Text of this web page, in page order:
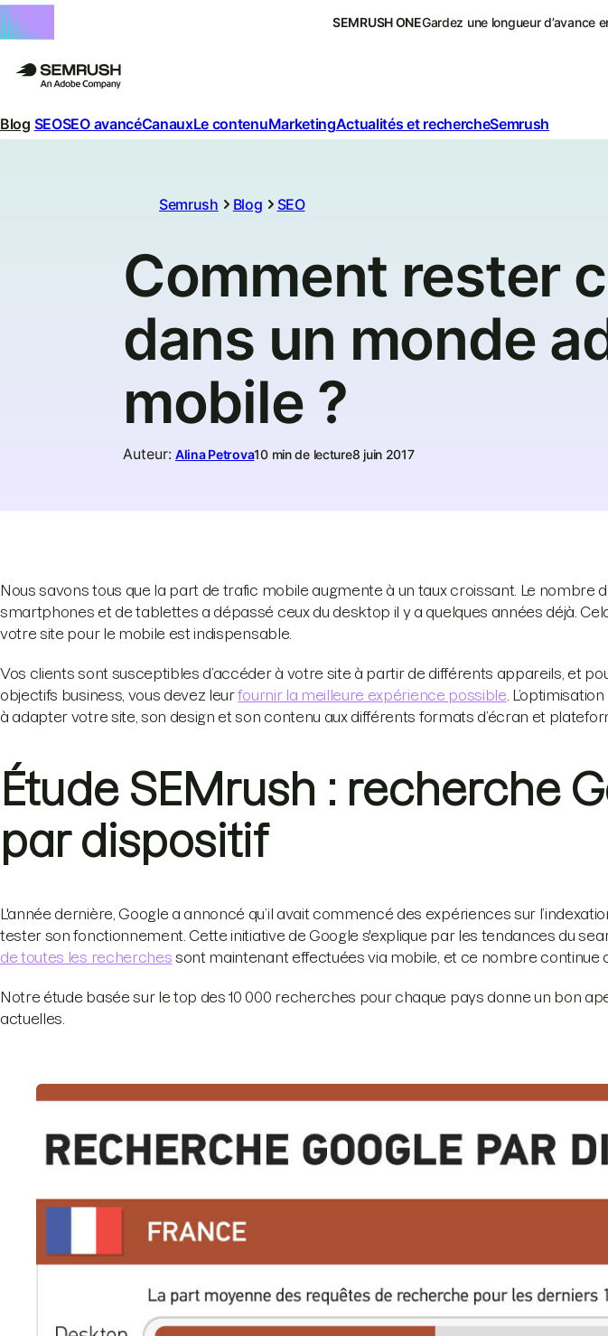
SEMRUSH ONEGardez une longueur d’avance
Blog SEOSEO avancéCanauxLe contenuMarketingActualités et rechercheSemrush
Semrush Blog SEO
Comment rester
dans un monde
mobile ?
Auteur: Alina Petrova10 min de lecture8 juin 2017
Nous savons tous que la part de trafic mobile augmente à un taux croissant. Le nombre
smartphones et de tablettes a dépassé ceux du desktop il y a quelques années déjà.
votre site pour le mobile est indispensable.
Vos clients sont susceptibles d’accéder à votre site à partir de différents appareils, et
objectifs business, vous devez leurfournir la meilleure expérience possible .
à adapter votre site, son design et son contenu aux différents formats d’écran et
Étude SEMrush : recherche
par dispositif
L'année dernière, Google a annoncé qu’il avait commencé des expériences sur
tester son fonctionnement. Cette initiative de Google s'explique par les tendances du
de toutes les recherches sont maintenant effectuées via mobile, et ce nombre continue
Notre étude basée sur le top des 10 000 recherches pour chaque pays donne un bon
actuelles.